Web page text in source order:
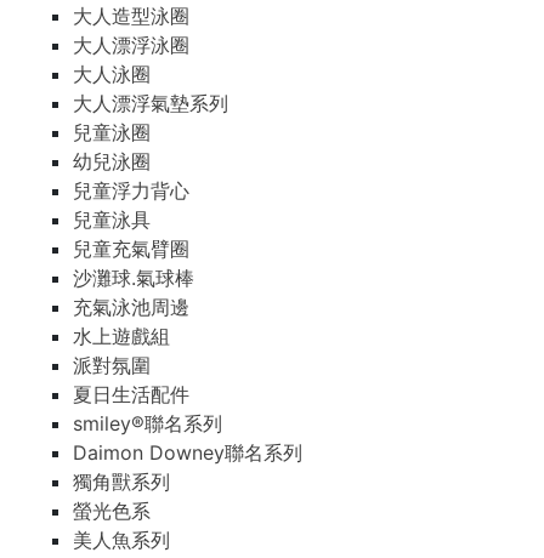
大人造型泳圈
大人漂浮泳圈
大人泳圈
大人漂浮氣墊系列
兒童泳圈
幼兒泳圈
兒童浮力背心
兒童泳具
兒童充氣臂圈
沙灘球.氣球棒
充氣泳池周邊
水上遊戲組
派對氛圍
夏日生活配件
smiley®聯名系列
Daimon Downey聯名系列
獨角獸系列
螢光色系
美人魚系列